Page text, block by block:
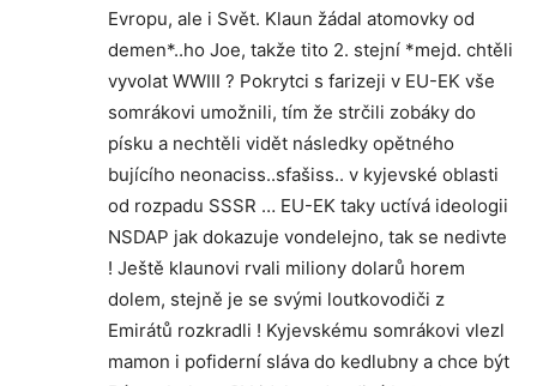
Evropu, ale i Svět. Klaun žádal atomovky od
demen*..ho Joe, takže tito 2. stejní *mejd. chtěli
vyvolat WWIII ? Pokrytci s farizeji v EU-EK vše
somrákovi umožnili, tím že strčili zobáky do
písku a nechtěli vidět následky opětného
bujícího neonaciss..sfašiss.. v kyjevské oblasti
od rozpadu SSSR … EU-EK taky uctívá ideologii
NSDAP jak dokazuje vondelejno, tak se nedivte
! Ještě klaunovi rvali miliony dolarů horem
dolem, stejně je se svými loutkovodiči z
Emirátů rozkradli ! Kyjevskému somrákovi vlezl
mamon i pofiderní sláva do kedlubny a chce být